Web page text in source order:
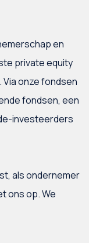
en
private equity
onze fondsen
fondsen, een
investeerders
als ondernemer
ons op. We